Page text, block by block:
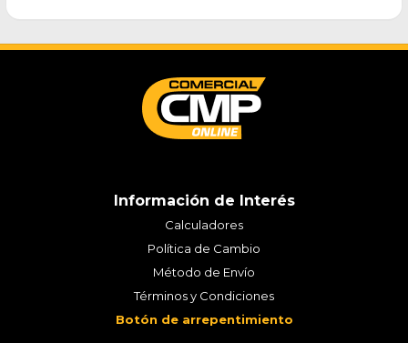
Información de Interés
Calculadores
Política de Cambio
Método de Envío
Términos y Condiciones
Botón de arrepentimiento